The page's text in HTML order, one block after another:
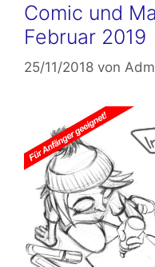
Comic und
Februar 2019
25/11/2018 von